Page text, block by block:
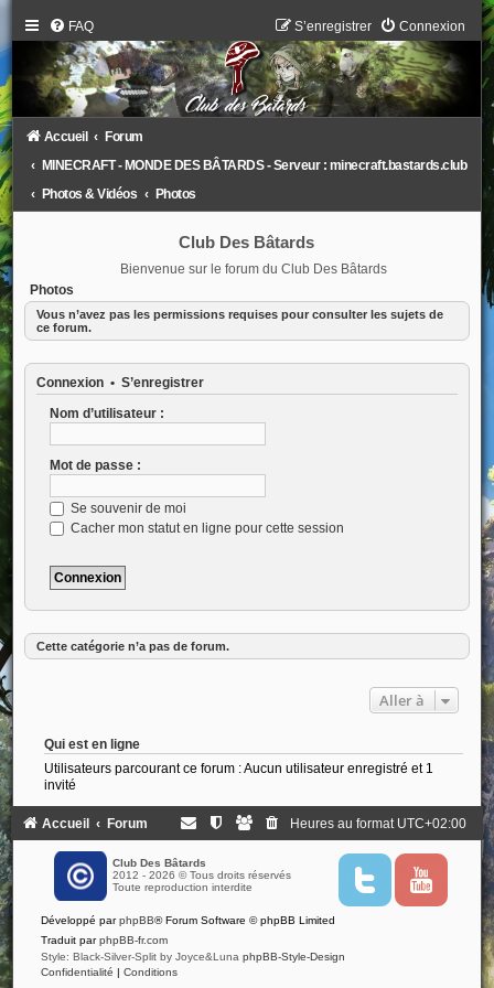
FAQ Connexion
S’enregistrer
Accueil
Forum
MINECRAFT - MONDE DES BÂTARDS - Serveur : minecraft.bastards.club
Photos & Vidéos
Photos
Club Des Bâtards
Bienvenue sur le forum du Club Des Bâtards
Photos
Vous n’avez pas les permissions requises pour consulter les sujets de
ce forum.
Connexion• S’enregistrer
Nom d’utilisateur :
Mot de passe :
Se souvenir de moi
Cacher mon statut en ligne pour cette session
Cette catégorie n’a pas de forum.
Aller à
Qui est en ligne
Utilisateurs parcourant ce forum : Aucun utilisateur enregistré et 1
invité
Accueil Forum Heures au format UTC+02:00
Club Des Bâtards
2012 - 2026 © Tous droits réservés
Toute reproduction interdite
T
i
Y
u
Développé parphpBB® Forum Software © phpBB Limited
Traduit parphpBB-fr.com
Style: Black-Silver-Split by Joyce&Luna phpBB-Style-Design
Confidentialité | Conditions